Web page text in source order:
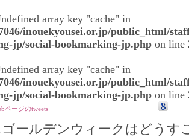
array key "cache" in
inouekyousei.or.jp/public_html/
jp/social-bookmarking-jp.php on line
array key "cache" in
inouekyousei.or.jp/public_html/
jp/social-bookmarking-jp.php on line
ールデンウィークはどうす